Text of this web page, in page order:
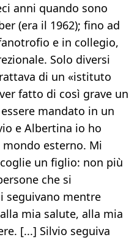
anni quando sono
(era il 1962); fino ad
e in collegio,
Solo diversi
di un «istituto
fatto di così grave un
mandato in un
e Albertina io ho
esterno. Mi
un figlio: non più
che si
seguivano mentre
mia salute, alla mia
[...] Silvio seguiva